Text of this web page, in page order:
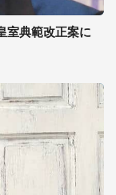
室典範改正案に